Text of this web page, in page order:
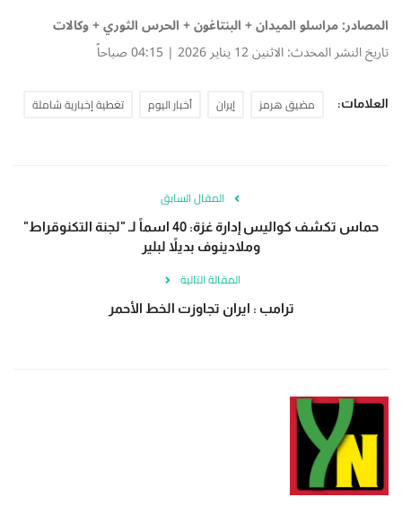
المصادر: مراسلو الميدان + البنتاغون + الحرس الثوري + وكالات
تاريخ النشر المحدث: الاثنين 12 يناير 2026 | 04:15 صباحاً
العلامات: مضيق هرمز إيران أخبار اليوم تغطية إخبارية شاملة
المقال السابق
حماس تكشف كواليس إدارة غزة: 40 اسماً لـ "لجنة التكنوقراط"
وملادينوف بديلاً لبلير
المقالة التالية
ترامب : ايران تجاوزت الخط الأحمر